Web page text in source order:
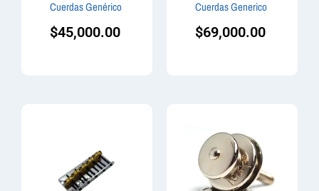
Cuerdas Genérico
$45,000.00
Cuerdas Generico
$69,000.00